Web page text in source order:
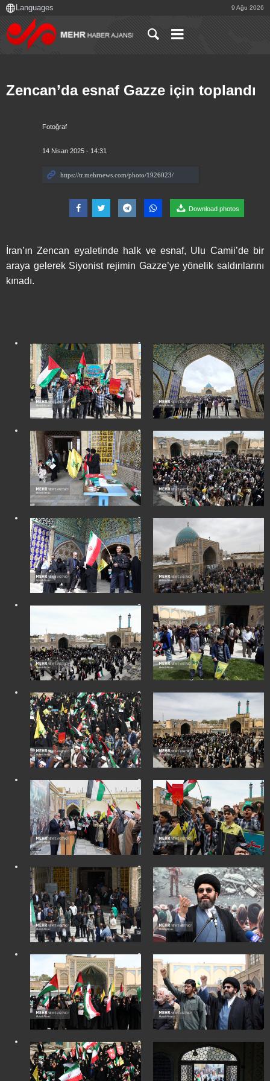
9 Ağu 2026
Fotoğraf
14 Nisan 2025 - 14:31
Download photos
Zencan’da esnaf Gazze için toplandı
İran’ın Zencan eyaletinde halk ve esnaf, Ulu Camii’de bir
araya gelerek Siyonist rejimin Gazze’ye yönelik saldırılarını
kınadı.